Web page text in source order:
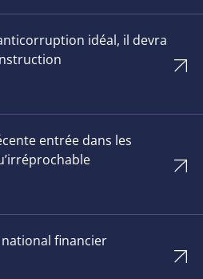
idéal, il devra
entrée dans les
financier